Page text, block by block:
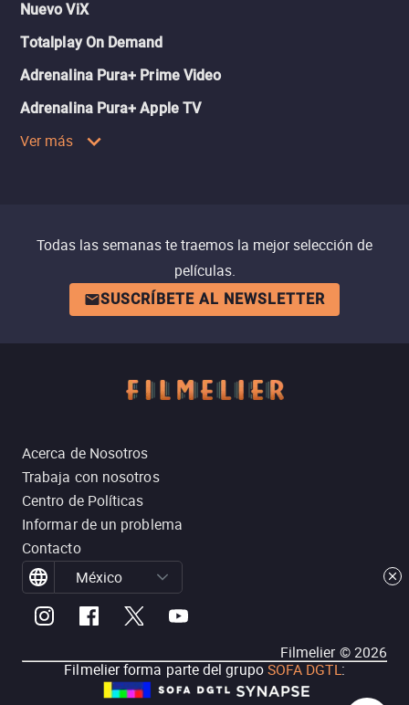
Nuevo ViX
Totalplay On Demand
Adrenalina Pura+ Prime Video
Adrenalina Pura+ Apple TV
Ver más
Todas las semanas te traemos la mejor selección de
películas.
SUSCRÍBETE AL NEWSLETTER
Acerca de Nosotros
Trabaja con nosotros
Centro de Políticas
Informar de un problema
Contacto
México
Filmelier ©2026
Filmelier forma parte del grupoSOFA DGTL: